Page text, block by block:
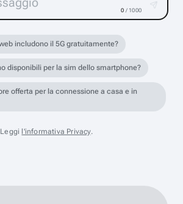
0 / 1000
includono il 5G gratuitamente?
disponibili per la sim dello smartphone?
offerta per la connessione a casa e in
Leggi l'informativa Privacy.